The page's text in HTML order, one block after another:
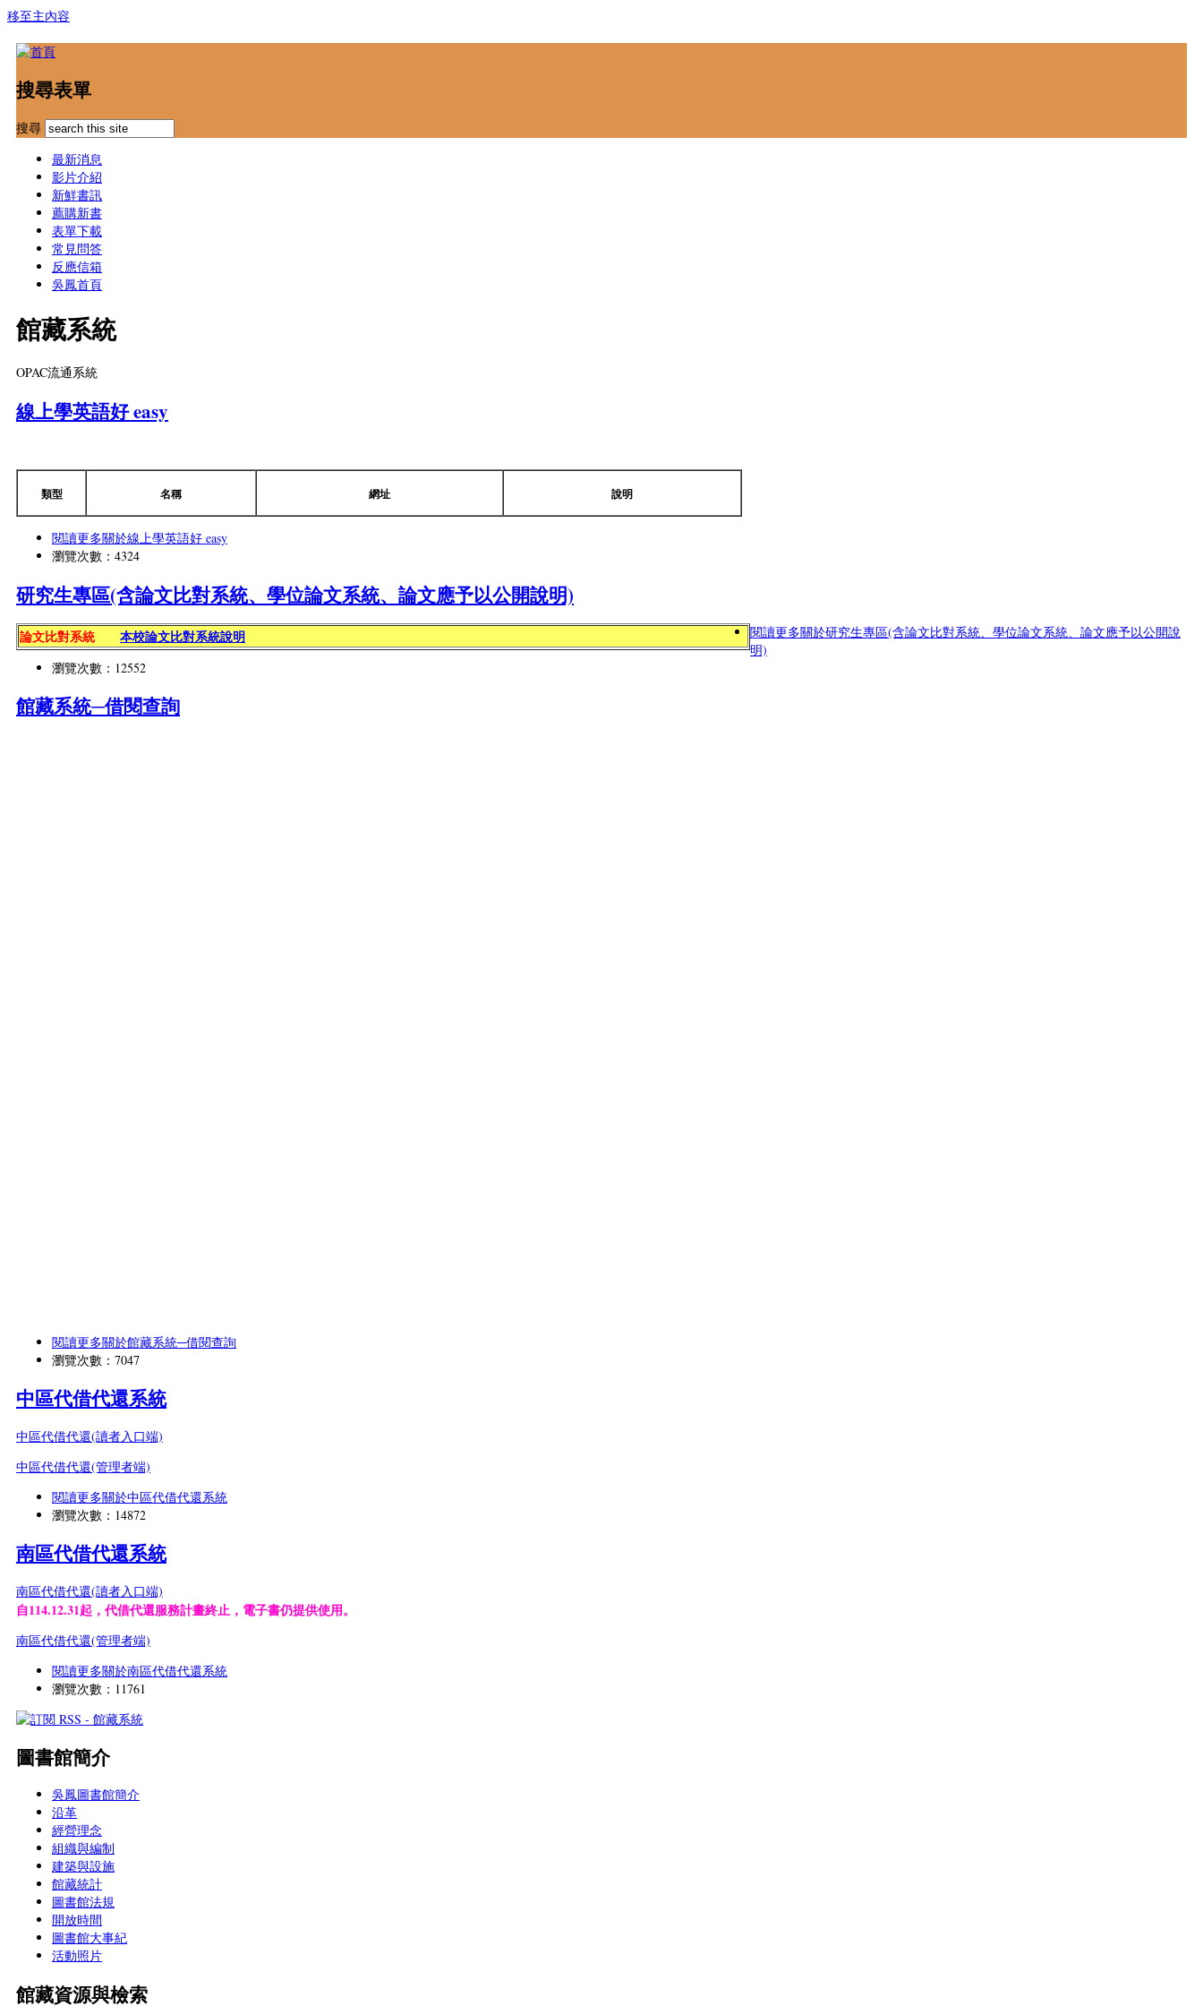
移至主內容
搜尋表單
搜尋
最新消息
影片介紹
新鮮書訊
薦購新書
表單下載
常見問答
反應信箱
吳鳳首頁
館藏系統
OPAC流通系統
線上學英語好 easy
類型 名稱 網址 說明
閱讀更多關於線上學英語好 easy
瀏覽次數：4324
研究生專區(含論文比對系統、學位論文系統、論文應予以公開說明)
論文比對系統 本校論文比對系統說明 閱讀更多關於研究生專區(含論文比對系統、學位論文系統、論文應予以公開說
明)
瀏覽次數：12552
館藏系統─借閱查詢
閱讀更多關於館藏系統─借閱查詢
瀏覽次數：7047
中區代借代還系統
中區代借代還(讀者入口端)
中區代借代還(管理者端)
閱讀更多關於中區代借代還系統
瀏覽次數：14872
南區代借代還系統
南區代借代還(讀者入口端)
自114.12.31起，代借代還服務計畫終止，電子書仍提供使用。
南區代借代還(管理者端)
閱讀更多關於南區代借代還系統
瀏覽次數：11761
圖書館簡介
吳鳳圖書館簡介
沿革
經營理念
組織與編制
建築與設施
館藏統計
圖書館法規
開放時間
圖書館大事紀
活動照片
館藏資源與檢索